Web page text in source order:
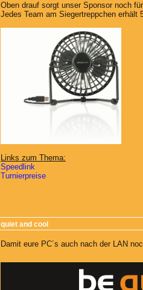
Oben drauf sorgt unser Sponsor noch
Jedes Team am Siegertreppchen erhält
Links zum Thema:
Speedlink
Turnierpreise
quiet and cool
Damit eure PC´s auch nach der LAN